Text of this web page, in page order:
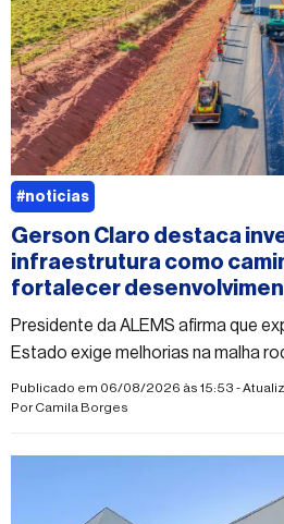
Gerson Claro destaca
infraestrutura como
fortalecer
Presidente da ALEMS afirma que
Estado exige melhorias na malha
municípios e novos
Publicado em 06/08/2026 às 15:53 -
PorCamila Borges
#noticias